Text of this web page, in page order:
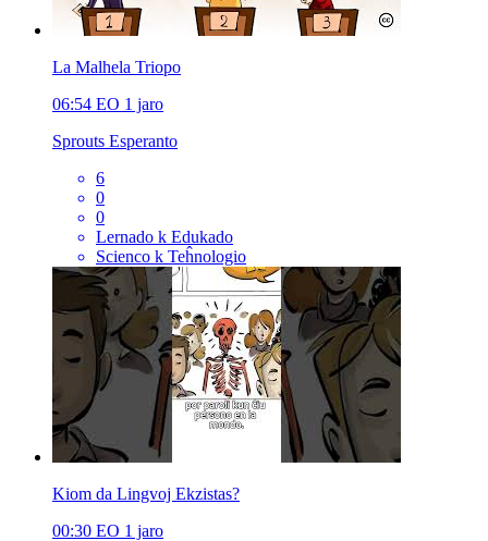
La Malhela Triopo
06:54 EO 1 jaro
Sprouts Esperanto
6
0
0
Lernado k Edukado
Scienco k Teĥnologio
Kiom da Lingvoj Ekzistas?
00:30 EO 1 jaro